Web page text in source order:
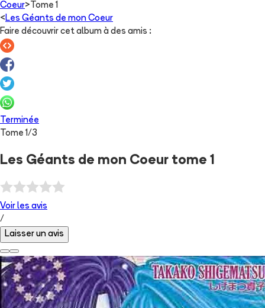
Coeur> Tome 1
< Les Géants de mon Coeur
Faire découvrir cet album à des amis :
Terminée
Tome1/3
Les Géants de mon Coeur tome 1
Voir les avis
/
Laisser un avis